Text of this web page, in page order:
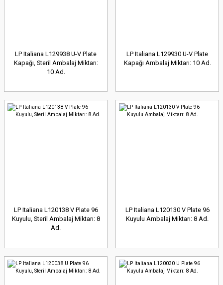
LP Italiana L129938 U-V Plate
Kapağı, Steril Ambalaj Miktarı:
10 Ad.
LP Italiana L129930 U-V Plate
Kapağı Ambalaj Miktarı: 10 Ad.
LP Italiana L120138 V Plate 96
Kuyulu, Steril Ambalaj Miktarı: 8
Ad.
LP Italiana L120130 V Plate 96
Kuyulu Ambalaj Miktarı: 8 Ad.